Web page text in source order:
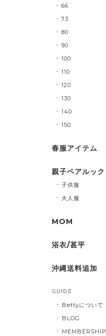
66
73
80
90
100
110
120
130
140
150
春服アイテム
親子ペアルック
子供服
大人服
MOM
浴衣/甚平
沖縄送料追加
GUIDE
Bettyについて
BLOG
MEMBERSHIP